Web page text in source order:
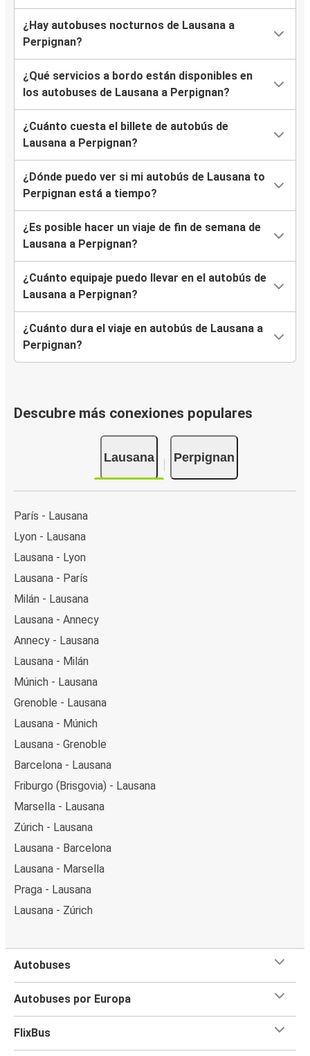
¿Hay autobuses nocturnos de Lausana a
Perpignan?
¿Qué servicios a bordo están disponibles en
los autobuses de Lausana a Perpignan?
¿Cuánto cuesta el billete de autobús de
Lausana a Perpignan?
¿Dónde puedo ver si mi autobús de Lausana to
Perpignan está a tiempo?
¿Es posible hacer un viaje de fin de semana de
Lausana a Perpignan?
¿Cuánto equipaje puedo llevar en el autobús de
Lausana a Perpignan?
¿Cuánto dura el viaje en autobús de Lausana a
Perpignan?
Descubre más conexiones populares
Lausana Perpignan
París - Lausana
Lyon - Lausana
Lausana - Lyon
Lausana - París
Milán - Lausana
Lausana - Annecy
Annecy - Lausana
Lausana - Milán
Múnich - Lausana
Grenoble - Lausana
Lausana - Múnich
Lausana - Grenoble
Barcelona - Lausana
Friburgo (Brisgovia) - Lausana
Marsella - Lausana
Zúrich - Lausana
Lausana - Barcelona
Lausana - Marsella
Praga - Lausana
Lausana - Zúrich
Autobuses
Autobuses por Europa
FlixBus